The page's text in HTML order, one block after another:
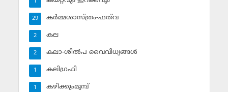
കര്‍മ്മശാസ്ത്രം-ഫത്‌വ
29
കല
2
കലാ-ശില്‍പ വൈവിധ്യങ്ങള്‍
2
കലിഗ്രഫി
1
കഴിക്കുംമുമ്പ്
1